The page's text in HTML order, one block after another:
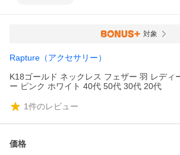
対象
Rapture（アクセサリー）
K18ゴールド ネックレス フェザー 羽 レディ
ー ピンク ホワイト 40代 50代 30代 20代
1件のレビュー
価格